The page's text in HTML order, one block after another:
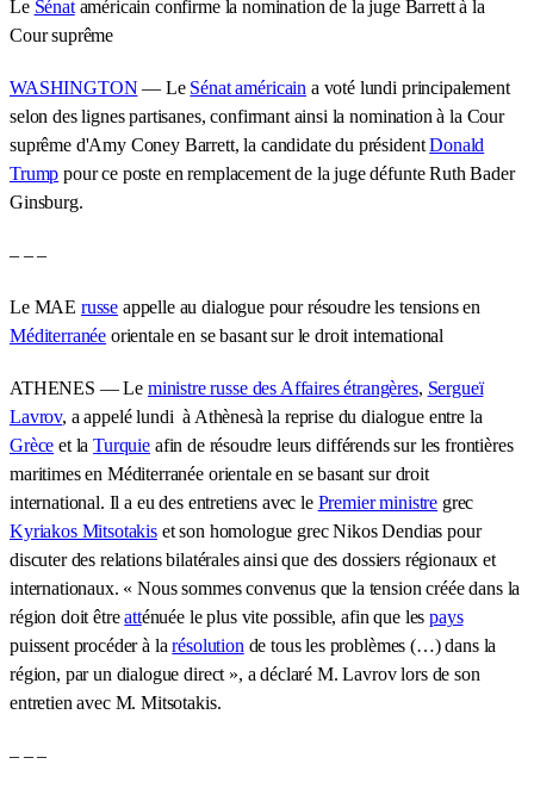
Le Sénataméricain confirme la nomination de la juge Barrett à la
Cour suprême
WASHINGTON — Le Sénat américain a voté lundi principalement
selon des lignes partisanes, confirmant ainsi la nomination à la Cour
suprême d'Amy Coney Barrett, la candidate du présidentDonald
Trump pour ce poste en remplacement de la juge défunte Ruth Bader
Ginsburg.
– – –
Le MAE russe appelle au dialogue pour résoudre les tensions en
Méditerranée orientale en se basant sur le droit international
ATHENES — Le ministre russe des Affaires étrangères, Sergueï
Lavrov, a appelé lundi à Athènesà la reprise du dialogue entre la
Grèce et laTurquieafin de résoudre leurs différends sur les frontières
maritimes en Méditerranée orientale en se basant sur droit
international. Il a eu des entretiens avec le Premier ministre grec
Kyriakos Mitsotakiset son homologue grec Nikos Dendias pour
discuter des relations bilatérales ainsi que des dossiers régionaux et
internationaux. « Nous sommes convenus que la tension créée dans la
région doit êtreatténuée le plus vite possible, afin que lespays
puissent procéder à larésolution de tous les problèmes (…) dans la
région, par un dialogue direct », a déclaré M. Lavrov lors de son
entretien avec M. Mitsotakis.
– – –